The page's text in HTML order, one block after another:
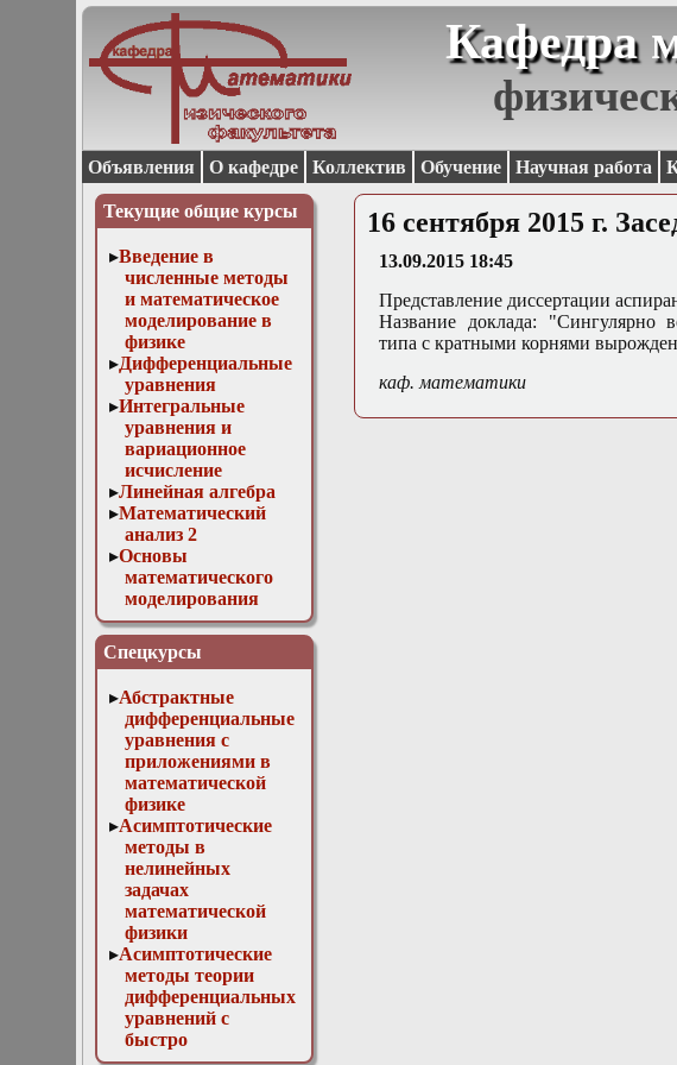
Кафедра
Объявления О кафедре Коллектив Обучение Научная работа
Текущие общие курсы
Введение в
численные методы
и математическое
моделирование в
физике
Дифференциальные
уравнения
Интегральные
уравнения и
вариационное
исчисление
Линейная алгебра
Математический
анализ 2
Основы
математического
моделирования
Численные методы
в физике
Спецкурсы
Абстрактные
дифференциальные
уравнения с
приложениями в
математической
физике
Асимптотические
методы в
нелинейных
задачах
математической
физики
Асимптотические
методы теории
дифференциальных
уравнений с
быстро
осциллирующими
16 сентября 2015 г.
13.09.2015 18:45
Представление диссертации
Название доклада: "Сингулярно
типа с кратными корнями
каф. математики